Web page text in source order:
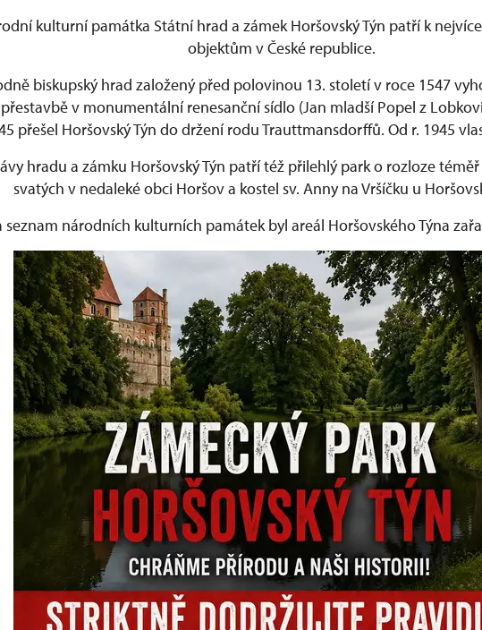
kulturní památka Státní hrad a zámek Horšovský Týn patří k
objektům v České republice.
biskupský hrad založený před polovinou 13. století v roce 1547
v monumentální renesanční sídlo (Jan mladší Popel z
přešel Horšovský Týn do držení rodu Trauttmansdorffů. Od r. 1945
hradu a zámku Horšovský Týn patří též přilehlý park o rozloze téměř
svatých v nedaleké obci Horšov a kostel sv. Anny na Vršíčku u
seznam národních kulturních památek byl areál Horšovského Týna